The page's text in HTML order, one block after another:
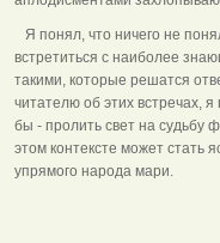
Я понял, что ничего не
встретиться с наиболее
такими, которые решатся
читателю об этих встречах,
бы - пролить свет на судьбу
этом контексте может стать
упрямого народа мари.